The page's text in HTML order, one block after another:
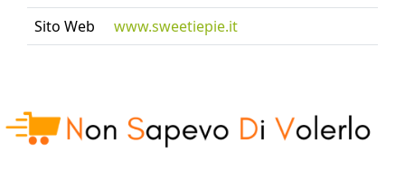
Sito Web
www.sweetiepie.it